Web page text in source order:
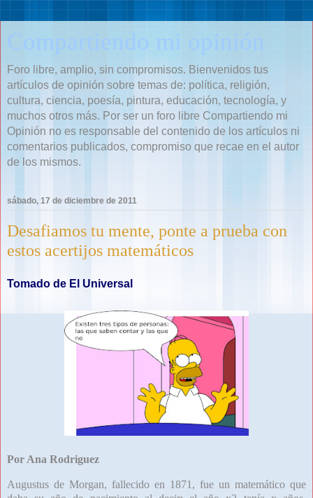
Compartiendo mi opinión
Foro libre, amplio, sin compromisos. Bienvenidos tus
artículos de opinión sobre temas de: política, religión,
cultura, ciencia, poesía, pintura, educación, tecnología, y
muchos otros más. Por ser un foro libre Compartiendo mi
Opinión no es responsable del contenido de los artículos ni
comentarios publicados, compromiso que recae en el autor
de los mismos.
sábado, 17 de diciembre de 2011
Desafiamos tu mente, ponte a prueba con
estos acertijos matemáticos
Tomado de El Universal
Por Ana Rodriguez
Augustus de Morgan, fallecido en 1871, fue un matemático que